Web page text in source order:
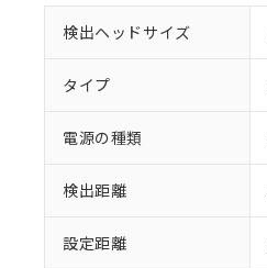
検出ヘッドサイズ
タイプ
電源の種類
検出距離
設定距離